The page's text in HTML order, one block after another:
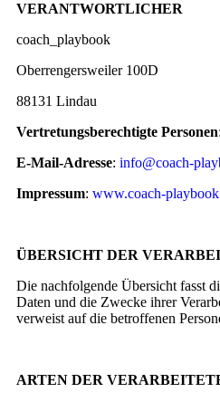
VERANTWORTLICHER
coach_playbook
Oberrengersweiler 100D
88131 Lindau
Vertretungsberechtigte Personen
E-Mail-Adresse: info@coach-
Impressum: www.coach-
ÜBERSICHT DER
Die nachfolgende Übersicht fasst
Daten und die Zwecke ihrer
verweist auf die betroffenen
ARTEN DER